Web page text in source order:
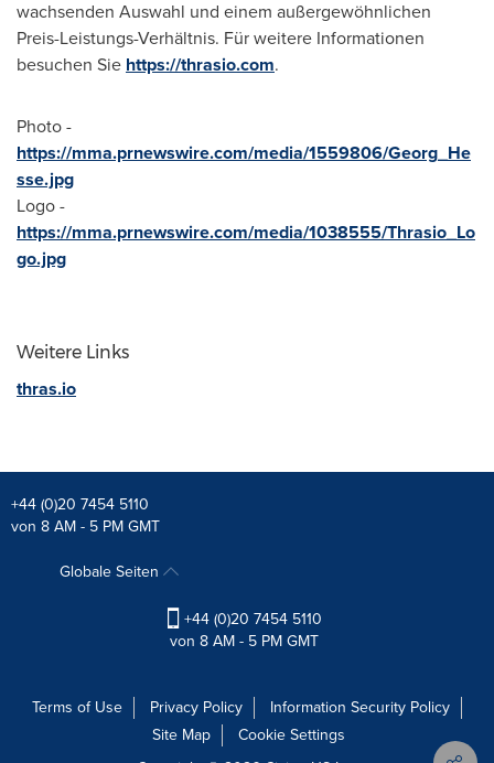
wachsenden Auswahl und einem außergewöhnlichen
Preis-Leistungs-Verhältnis. Für weitere Informationen
besuchen Sie https://thrasio.com.
Photo -
https://mma.prnewswire.com/media/1559806/Georg_He
sse.jpg
Logo -
https://mma.prnewswire.com/media/1038555/Thrasio_Lo
go.jpg
Weitere Links
thras.io
+44 (0)20 7454 5110
von 8 AM - 5 PM GMT
Globale Seiten
+44 (0)20 7454 5110
von 8 AM - 5 PM GMT
Terms of Use Privacy Policy
Information Security Policy
Site Map
Cookie Settings